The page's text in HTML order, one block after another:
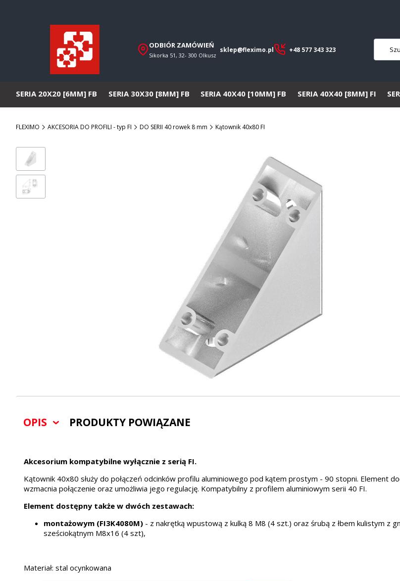
+48 577 343 323
sklep@fleximo.pl
ODBIÓR ZAMÓWIEŃ
Sikorka 51, 32- 300 Olkusz
SERIA 20X20 [6MM] FB SERIA 30X30 [8MM] FB SERIA 40X40 [10MM] FB SERIA 40X40 [8MM] FI
FLEXIMO AKCESORIA DO PROFILI - typ FI DO SERII 40 rowek 8 mm Kątownik 40x80 FI
OPIS PRODUKTY POWIĄZANE
Akcesorium kompatybilne wyłącznie z serią FI.
Kątownik 40x80 służy do połączeń odcinków profilu aluminiowego pod kątem prostym - 90 stopni. Element
wzmacnia połączenie oraz umożliwia jego regulację. Kompatybilny z profilem aluminiowym serii 40 FI.
Element dostępny także w dwóch zestawach:
montażowym (FI3K4080M) - z nakrętką wpustową z kulką 8 M8 (4 szt.) oraz śrubą z łbem kulistym z
sześciokątnym M8x16 (4 szt),
Materiał: stal ocynkowana